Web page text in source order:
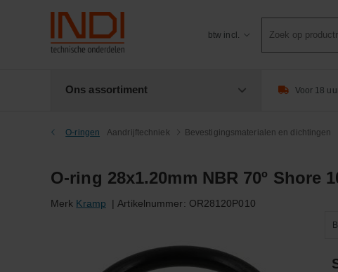
btw incl.
zoeken
Ons assortiment Voor 18
O-ringen Aandrijftechniek Bevestigingsmaterialen en dichtingen
O-ring 28x1.20mm NBR 70º Shore
Merk Kramp | Artikelnummer: OR28120P010